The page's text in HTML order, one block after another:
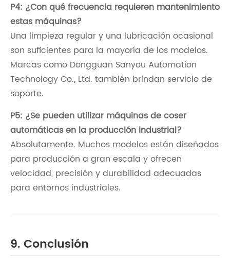
P4: ¿Con qué frecuencia requieren mantenimiento
estas máquinas?
Una limpieza regular y una lubricación ocasional
son suficientes para la mayoría de los modelos.
Marcas como Dongguan Sanyou Automation
Technology Co., Ltd. también brindan servicio de
soporte.
P5: ¿Se pueden utilizar máquinas de coser
automáticas en la producción industrial?
Absolutamente. Muchos modelos están diseñados
para producción a gran escala y ofrecen
velocidad, precisión y durabilidad adecuadas
para entornos industriales.
9. Conclusión